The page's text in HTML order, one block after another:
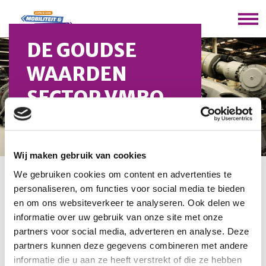
Wij maken gebruik van cookies
We gebruiken cookies om content en advertenties te
personaliseren, om functies voor social media te bieden
en om ons websiteverkeer te analyseren. Ook delen we
informatie over uw gebruik van onze site met onze
partners voor social media, adverteren en analyse. Deze
partners kunnen deze gegevens combineren met andere
informatie die u aan ze heeft verstrekt of die ze hebben
DE GOUDSE
WAARDEN
SECTOR VMBO
LOCATIE
KANAALSTRAAT
U bevindt zich hier: Home Overzicht scholen/
De Goudse
Waarden Sector VMBO Locatie Kanaalstraat
DE GOUDSE WAARDEN
SECTOR VMBO LOCATIE